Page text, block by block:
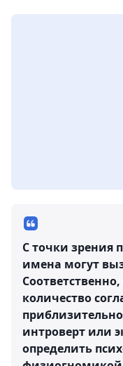
С точки зрения
имена могут
количество
интроверт или
определить